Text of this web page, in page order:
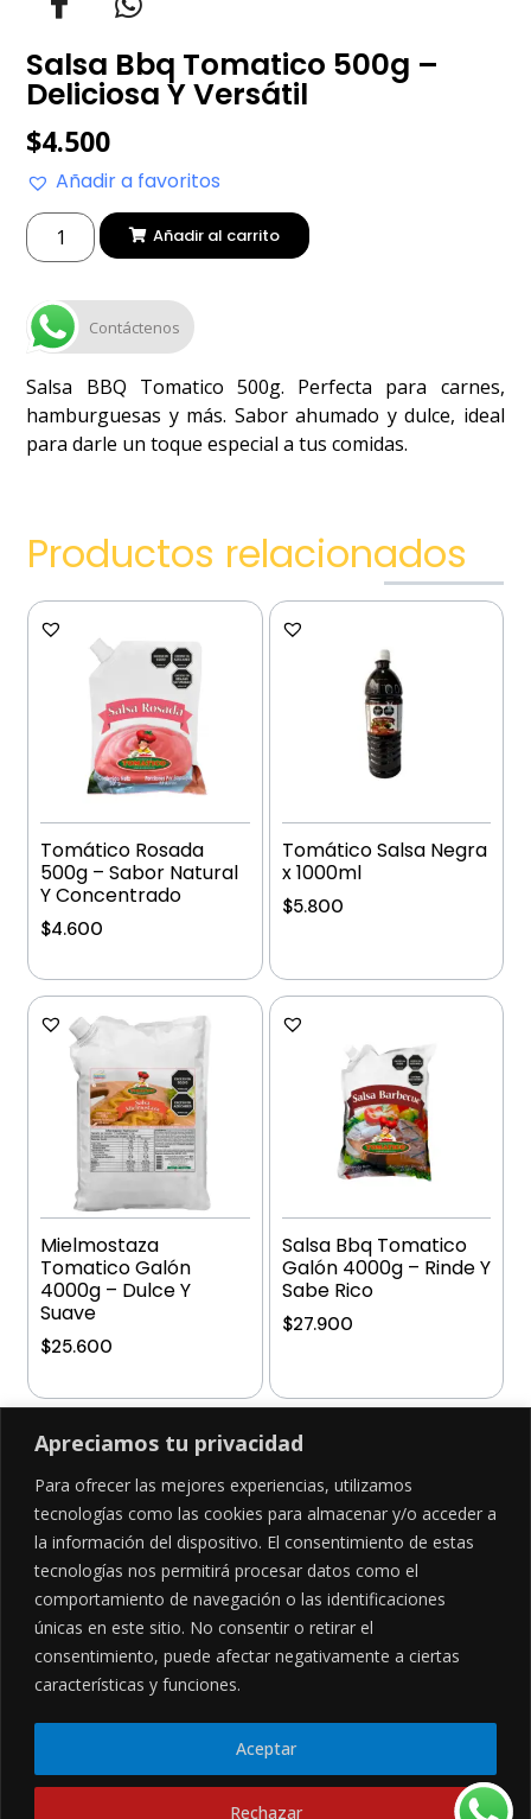
Apreciamos tu privacidad
Para ofrecer las mejores experiencias, utilizamos
tecnologías como las cookies para almacenar y/o acceder a
la información del dispositivo. El consentimiento de estas
tecnologías nos permitirá procesar datos como el
comportamiento de navegación o las identificaciones
únicas en este sitio. No consentir o retirar el
consentimiento, puede afectar negativamente a ciertas
características y funciones.
Rechazar
Aceptar
Salsa Bbq Tomatico 500g –
Deliciosa Y Versátil
$4.500
Añadir a favoritos
Añadir al carrito
Contáctenos
Salsa BBQ Tomatico 500g. Perfecta para carnes,
hamburguesas y más. Sabor ahumado y dulce, ideal
para darle un toque especial a tus comidas.
Productos relacionados
Tomático Rosada
500g – Sabor Natural
Y Concentrado
$4.600
Tomático Salsa Negra
x 1000ml
$5.800
Mielmostaza
Tomatico Galón
4000g – Dulce Y
Suave
$25.600
Salsa Bbq Tomatico
Galón 4000g – Rinde Y
Sabe Rico
$27.900
SÍGUENOS EN
CONTÁCTANOS